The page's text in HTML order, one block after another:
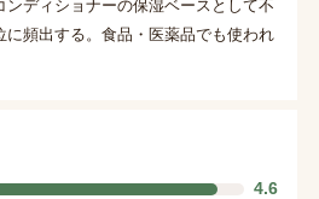
ディショナーの保湿ベースとして不
に頻出する。食品・医薬品でも使われ
4.6